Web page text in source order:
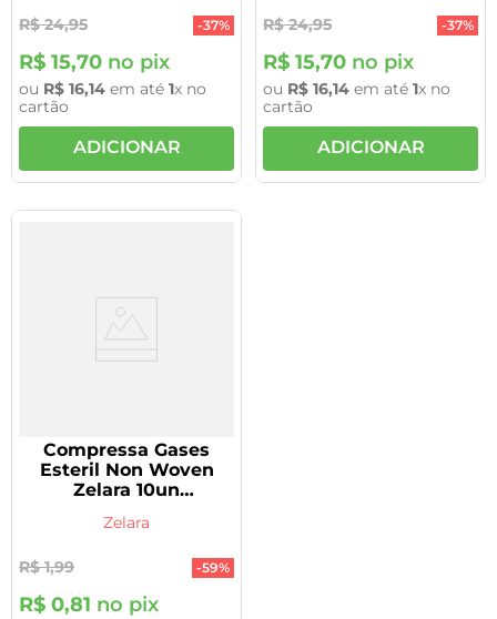
R$ 24,95 -37%
R$ 15,70 no pix
ou R$ 16,14 em até 1x no
cartão
ADICIONAR
R$ 24,95 -37%
R$ 15,70 no pix
ou R$ 16,14 em até 1x no
cartão
ADICIONAR
Compressa Gases
Esteril Non Woven
Zelara 10un
Zelara
R$ 1,99 -59%
R$ 0,81 no pix